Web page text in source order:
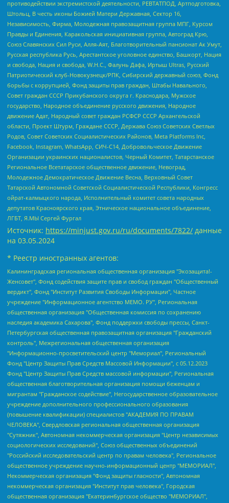
противодействии экстремистской деятельности, РЕВТАТПОД, Артподготовка,
Штольц, В честь иконы Божией Матери Державная, Сектор 16,
Независимость, Фирма, Молодежная правозащитная группа МПГ, Курсом
Правды и Единения, Каракольская инициативная группа, Автоград Крю,
Союз Славянских Сил Руси, Алля-Аят, Благотворительный пансионат Ак Умут,
Русская республика Русь, Арестантское уголовное единство, Башкорт, Нация
и свобода, Нация и свобода, W.H.С., Фалунь Дафа, Иртыш Ultras, Русский
Патриотический клуб-Новокузнецк/РПК, Сибирский державный союз, Фонд
борьбы с коррупцией, Фонд защиты прав граждан, Штабы Навального,
Совет граждан СССР Прикубанского округа г. Краснодара, Мужское
государство, Народное объединение русского движения, Народное
движение Адат, Народный совет граждан РСФСР СССР Архангельской
области, Проект Штурм, Граждане СССР, Держава Союз Советских Светлых
Родов, Совет Советских Социалистических Районов, Meta Platforms Inc,
Facebook, Instagram, WhatsApp, СИЧ-С14, Добровольческое Движение
Организации украинских националистов, Черный Комитет, Татарстанское
Региональное Всетатарское общественное движение, Невоград,
Молодежное Демократическое Движение Весна, Верховный Совет
Татарской Автономной Советской Социалистической Республики, Конгресс
ойрат-калмыцкого народа, Исполнительный комитет совета народных
депутатов Красноярского края, Этническое национальное объединение,
ЛГБТ, Я.МЫ Сергей Фургал
Источник: https://minjust.gov.ru/ru/documents/7822/ данные
на 03.05.2024
* Реестр иностранных агентов:
Калининградская региональная общественная организация "Экозащита!-Женсовет", Фонд содействия защите прав и свобод граждан "Общественный вердикт", Фонд "Институт Развития Свободы Информации", Частное учреждение "Информационное агентство МЕМО. РУ", Региональная общественная организация "Общественная комиссия по сохранению наследия академика Сахарова", Фонд поддержки свободы прессы, Санкт-Петербургская общественная правозащитная организация "Гражданский контроль", Межрегиональная общественная организация "Информационно-просветительский центр "Мемориал", Региональный Фонд "Центр Защиты Прав Средств Массовой Информации", с 05.12.2023 Фонд "Центр Защиты Прав Средств массовой информации", Региональная общественная благотворительная организация помощи беженцам и мигрантам "Гражданское содействие", Негосударственное образовательное учреждение дополнительного профессионального образования (повышение квалификации) специалистов "АКАДЕМИЯ ПО ПРАВАМ ЧЕЛОВЕКА", Свердловская региональная общественная организация "Сутяжник", Автономная некоммерческая организация "Центр независимых социологических исследований", Союз общественных объединений "Российский исследовательский центр по правам человека", Региональное общественное учреждение научно-информационный центр "МЕМОРИАЛ", Некоммерческая организация "Фонд защиты гласности", Автономная некоммерческая организация "Институт прав человека", Городская общественная организация "Екатеринбургское общество "МЕМОРИАЛ", Городская общественная организация "Рязанское историко-просветительское и правозащитное общество "Мемориал" (Рязанский Мемориал), Челябинский региональный орган общественной самодеятельности – женское общественное объединение "Женщины Евразии", Челябинский региональный орган общественной самодеятельности "Уральская правозащитная группа", Фонд содействия защите здоровья и социальной справедливости имени Андрея Рылькова, Автономная Некоммерческая Организация "Аналитический Центр Юрия Левады", Автономная некоммерческая организация социальной поддержки населения "Проект Апрель", Региональная общественная организация помощи женщинам и детям, находящимся в кризисной ситуации "Информационно-методический центр "Анна", Фонд содействия развитию массовых коммуникаций и правовому просвещению "Так-так-Так", Фонд содействия устойчивому развитию "Серебряная тайга", Свердловский региональный общественный фонд социальных проектов "Новое время", "Idel.Реалии", Кавказ.Реалии, Крым.Реалии, Телеканал Настоящее Время, Татаро-башкирская служба Радио Свобода (Azatliq Radiosi), Радио Свободная Европа/Радио Свобода (PCE/PC), "Сибирь.Реалии", "Фактограф", Благотворительный фонд помощи осужденным и их семьям, Автономная некоммерческая организация "Институт глобализации и социальных движений", Фонд "В защиту прав заключенных", Частное учреждение "Центр поддержки и содействия развитию средств массовой информации", Пензенский региональный общественный благотворительный фонд "Гражданский союз", "Север.Реалии", Некоммерческая организация Фонд "Правовая инициатива", Общество с ограниченной ответственностью "Радио Свободная Европа/Радио Свобода", Чешское информационное агентство "MEDIUM-ORIENT", Красноярская региональная общественная организация "Мы против СПИДа", Камалягин Денис Николаевич, Маркелов Сергей Евгеньевич, Пономарев Лев Александрович, Савицкая Людмила Алексеевна, Автономная некоммерческая организация "Центр по работе с проблемой насилия "НАСИЛИЮ.НЕТ", Межрегиональный профессиональный союз работников здравоохранения "Альянс врачей", Юридическое лицо, зарегистрированное в Латвийской Республике, SIA "Medusa Project" (регистрационный номер 40103797863, дата регистрации 10.06.2014), Некоммерческая организация "Фонд по борьбе с коррупцией", Автономная некоммерческая организация "Институт права и публичной политики", Баданин Роман Сергеевич, Гликин Максим Александрович, Железнова Мария Михайловна, Лукьянова Юлия Сергеевна, Маетная Елизавета Витальевна, Маняхин Петр Борисович, Чуракова Ольга Владимировна, Ярош Юлия Петровна, Юридическое лицо "The Insider SIA", зарегистрированное в Риге, Латвийская Республика (дата регистрации 26.06.2015), являющееся администратором доменного имени интернет-издания "The Insider SIA", https://theins.ru, Постернак Алексей Евгеньевич, Рубин Михаил Аркадьевич, Анин Роман Александрович, Юридическое лицо Istories fonds, зарегистрированное в Латвийской Республике (регистрационный номер 50008295751, дата регистрации 24.02.2020), Великовский Дмитрий Александрович, Долинина Ирина Николаевна, Мароховская Алеся Алексеевна, Шлейнов Роман Юрьевич, Шмагун Олеся Валентиновна, Общество с ограниченной ответственностью "Альтаир 2021", Общество с ограниченной ответственностью "Вега 2021", Общество с ограниченной ответственностью "Главный редактор 2021", Общество с ограниченной ответственностью "Ромашки монолит", Важенков Артем Валерьевич, Ивановская областная общественная организация "Центр гендерных исследований", Гурман Юрий Альбертович, Медиапроект "ОВД-Инфо", Егоров Владимир Владимирович, Жилинский Владимир Александрович, Общество с ограниченной ответственностью "ЗП", Иванова София Юрьевна, Карезина Инна Павловна, Кильтау Екатерина Викторовна, Петров Алексей Викторович, Пискунов Сергей Евгеньевич, Смирнов Сергей Сергеевич, Тихонов Михаил Сергеевич, Общество с ограниченной ответственностью "ЖУРНАЛИСТ-ИНОСТРАННЫЙ АГЕНТ", Арапова Галина Юрьевна, Вольтская Татьяна Анатольевна, Американская компания "Mason G.E.S. Anonymous Foundation" (США), являющаяся владельцем интернет-издания https://mnews.world/, Компания "Stichting Bellingcat", зарегистрированная в Нидерландах (дата регистрации 11.07.2018), Захаров Андрей Вячеславович, Клепиковская Екатерина Дмитриевна, Общество с ограниченной ответственностью "МЕМО", Перл Роман Александрович, Симонов Евгений Алексеевич, Соловьева Елена Анатольевна, Сотников Даниил Владимирович, Сурначева Елизавета Дмитриевна, Автономная некоммерческая организация по защите прав человека и информированию населения "Якутия – Наше Мнение", Общество с ограниченной ответственностью "Москоу диджитал медиа", с 26.01.2023 Общество с ограниченной ответственностью "Чайка Белые сады", Ветошкина Валерия Валерьевна, Заговора Максим Александрович, Межрегиональное общественное движение "Российская ЛГБТ - сеть", Оленичев Максим Владимирович, Павлов Иван Юрьевич, Скворцова Елена Сергеевна, Общество с ограниченной ответственностью "Как бы инагент", Кочетков Игорь Викторович, Общество с ограниченной ответственностью "Честные выборы", Еланчик Олег Александрович, Общество с ограниченной ответственностью "Нобелевский призыв", Гималова Регина Эмилевна, Григорьев Андрей Валерьевич, Григорьева Алина Александровна, Ассоциация по содействию защите прав призывников, альтернативнослужащих и военнослужащих "Правозащитная группа "Гражданин.Армия.Право", Хисамова Регина Фаритовна, Автономная некоммерческая организация по реализации социально-правовых программ "Лилит", Дальневосточное общественное движение "Маяк", Санкт-Петербургская ЛГБТ-инициативная группа "Выход", Инициативная группа ЛГБТ+ "Реверс", Алексеев Андрей Викторович, Бекбулатова Таисия Львовна, Беляев Иван Михайлович, Владыкина Елена Сергеевна, Гельман Марат Александрович, Никульшина Вероника Юрьевна, Толоконникова Надежда Андреевна, Шендерович Виктор Анатольевич, Общество с ограниченной ответственностью "Данное сообщение", Общество с ограниченной ответственностью Издательский дом "Новая глава", Айнбиндер Александра Александровна, Московский комьюнити-центр для ЛГБТ+инициатив, Благотворительный фонд развития филантропии, Deutsche Welle (Германия, Kurt-Schumacher-Strasse 3, 53113 Bonn), Борзунова Мария Михайловна, Воробьев Виктор Викторович, Голубева Анна Львовна, Константинова Алла Михайловна, Малкова Ирина Владимировна, Мурадов Мурад Абдулгалимович, Осетинская Елизавета Николаевна, Понасенков Евгений Николаевич, Ганапольский Матвей Юрьевич, Киселев Евгений Алексеевич, Борухович Ирина Григорьевна, Дремин Иван Тимофеевич, Дубровский Дмитрий Викторович, Красноярская региональная общественная организация поддержки и развития альтернативных образовательных технологий и межкультурных коммуникаций "ИНТЕРРА", Маяковская Екатерина Алексеевна, Фейгин Марк Захарович, Филимонов Андрей Викторович, Дзугкоева Регина Николаевна, Доброхотов Роман Александрович, Дудь Юрий Александрович, Елкин Сергей Владимирович, Кругликов Кирилл Игоревич, Сабунаева Мария Леонидовна, Семенов Алексей Владимирович, Шаинян Карен Багратович, Шульман Екатерина Михайловна, Асафьев Артур Валерьевич, Вахштайн Виктор Семенович, Венедиктов Алексей Алексеевич, Лушникова Екатерина Евгеньевна, Волков Леонид Михайлович, Невзоров Александр Глебович, Пархоменко Сергей Борисович, Сироткин Ярослав Николаевич, Кара-Мурза Владимир Владимирович, Баранова Наталья Владимировна, Гозман Леонид Яковлевич, Кагарлицкий Борис Юльевич, Климарев Михаил Валерьевич, Милов Владимир Станиславович, Автономная некоммерческая организация Краснодарский центр современного искусства "Типография", Моргенштерн Алишер Тагирович, Соболь Любовь Эдуардовна, Общество с ограниченной ответственностью "ЛИЗА НОРМ", Каспаров Гарри Кимович, Ходорковский Михаил Борисович, Общество с ограниченной ответственностью "Апрельские тезисы", Данилович Ирина Брониславовна, Кашин Олег Владимирович, Петров Николай Владимирович, Пивоваров Алексей Владимирович, Соколов Михаил Владимирович, Цветкова Юлия Владимировна, Чичваркин Евгений Александрович, Комитет против пыток/Команда против пыток, Общество с ограниченной ответственностью "Первый научный", Общество с ограниченной ответственностью "Вертолет и ко", Белоцерковская Вероника Борисовна, Кац Максим Евгеньевич, Лазарева Татьяна Юрьевна, Шаведдинов Руслан Табризович, Яшин Илья Валерьевич, Общество с ограниченной ответственностью "Иноагент ААВ", Алешковский Дмитрий Петрович, Альбац Евгения Марковна, Быков Дмитрий Львович, Галямина Юлия Евгеньевна, Лойко Сергей Леонидович, Мартынов Кирилл Константинович, Медведев Сергей Александрович, Крашенинников Федор Геннадиевич, Гордеева Катерина Вл